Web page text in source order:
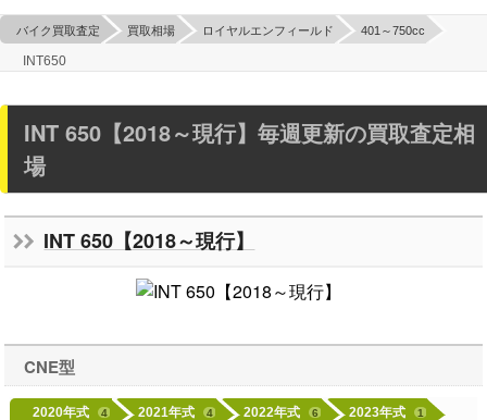
バイク買取査定 買取相場 ロイヤルエンフィールド 401～750cc
INT650
INT 650【2018～現行】毎週更新の買取査定相
場
INT 650【2018～現行】
CNE型
2020年式 4 2021年式 4 2022年式 6 2023年式 1